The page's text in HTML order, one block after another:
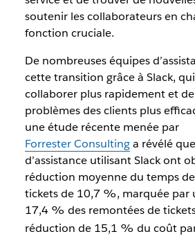
soutenir les collaborateurs en
fonction cruciale.
De nombreuses équipes
cette transition grâce à Slack,
collaborer plus rapidement et
problèmes des clients plus
une étude récente menée par
Forrester Consultinga révélé
d’assistance utilisant Slack ont
réduction moyenne du temps
tickets de 10,7 %, marquée par
17,4 % des remontées de
réduction de 15,1 % du coût